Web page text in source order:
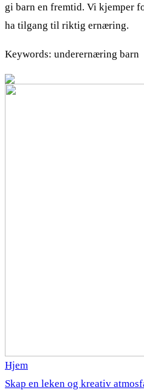
gi barn en fremtid. Vi kjemper
ha tilgang til riktig ernæring.
Keywords: underernæring barn
Hjem
Skap en leken og kreativ